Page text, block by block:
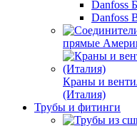
Danfoss
Danfoss
прямые
Краны и
(Италия)
Трубы и фитинги